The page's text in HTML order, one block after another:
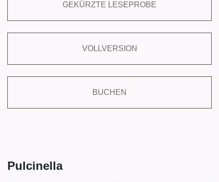
GEKÜRZTE LESEPROBE
VOLLVERSION
BUCHEN
Pulcinella